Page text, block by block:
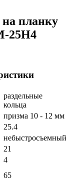
планку
25H4
раздельные
кольца
призма 10 - 12 мм
25.4
небыстросъемный
21
4
65